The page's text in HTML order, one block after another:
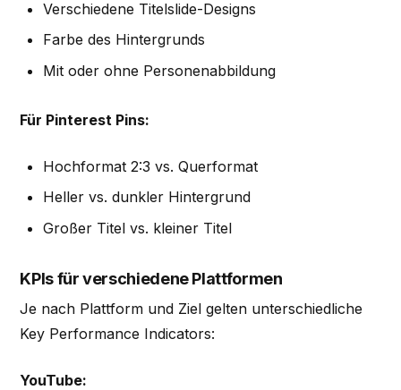
Verschiedene Titelslide-Designs
Farbe des Hintergrunds
Mit oder ohne Personenabbildung
Für Pinterest Pins:
Hochformat 2:3 vs. Querformat
Heller vs. dunkler Hintergrund
Großer Titel vs. kleiner Titel
KPIs für verschiedene Plattformen
Je nach Plattform und Ziel gelten unterschiedliche
Key Performance Indicators:
YouTube: